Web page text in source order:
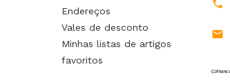
Endereços
Vales de desconto
Minhas listas de artigos
favoritos

